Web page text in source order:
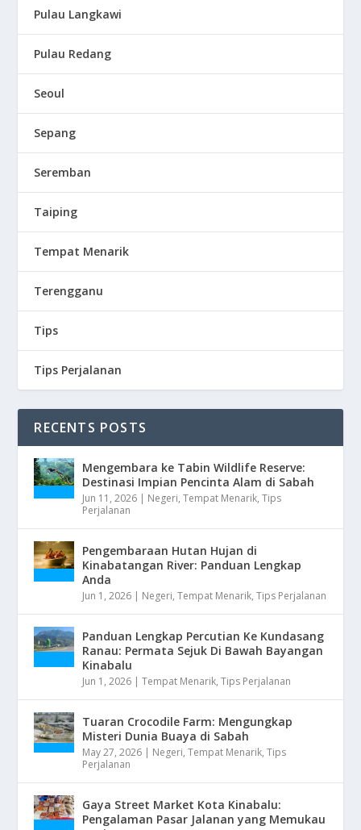
Pulau Langkawi
Pulau Redang
Seoul
Sepang
Seremban
Taiping
Tempat Menarik
Terengganu
Tips
Tips Perjalanan
RECENTS POSTS
Mengembara ke Tabin Wildlife Reserve:
Destinasi Impian Pencinta Alam di Sabah
Jun 11, 2026 | Negeri,Tempat Menarik,Tips
Perjalanan
Pengembaraan Hutan Hujan di
Kinabatangan River: Panduan Lengkap
Anda
Jun 1, 2026 | Negeri,Tempat Menarik,Tips Perjalanan
Panduan Lengkap Percutian Ke Kundasang
Ranau: Permata Sejuk Di Bawah Bayangan
Kinabalu
Jun 1, 2026 |Tempat Menarik,Tips Perjalanan
Tuaran Crocodile Farm: Mengungkap
Misteri Dunia Buaya di Sabah
May 27, 2026 | Negeri,Tempat Menarik,Tips
Perjalanan
Gaya Street Market Kota Kinabalu:
Pengalaman Pasar Jalanan yang Memukau